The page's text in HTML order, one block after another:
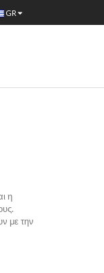
GR
η
με την